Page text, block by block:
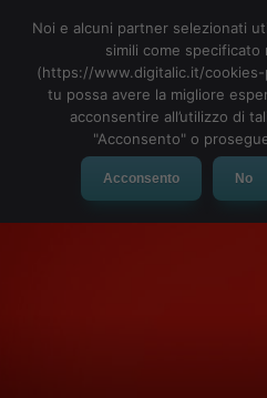
MENU
Noi e alcuni partner selezionati
simili come specificato
(https://www.digitalic.it/
tu possa avere la migliore
acconsentire all’utilizzo di
"Acconsento" o
Acconsento No